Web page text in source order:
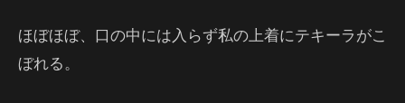
ほぼほぼ、口の中には入らず私の上着にテキーラがこ
ぼれる。